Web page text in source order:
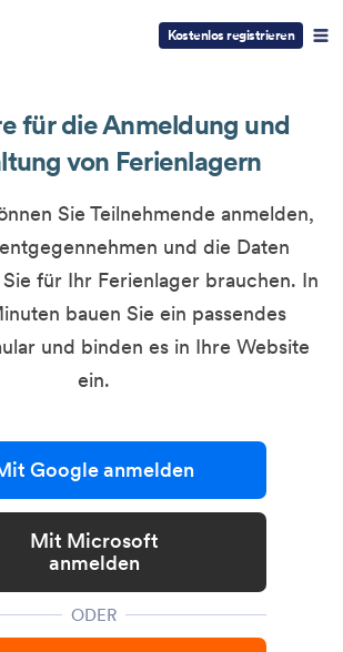
Kostenlos registrieren
für die Anmeldung und
von Ferienlagern
Sie Teilnehmende anmelden,
und die Daten
für Ihr Ferienlager brauchen. In
bauen Sie ein passendes
und binden es in Ihre Website
ein.
Google anmelden
Mit Microsoft
anmelden
ODER